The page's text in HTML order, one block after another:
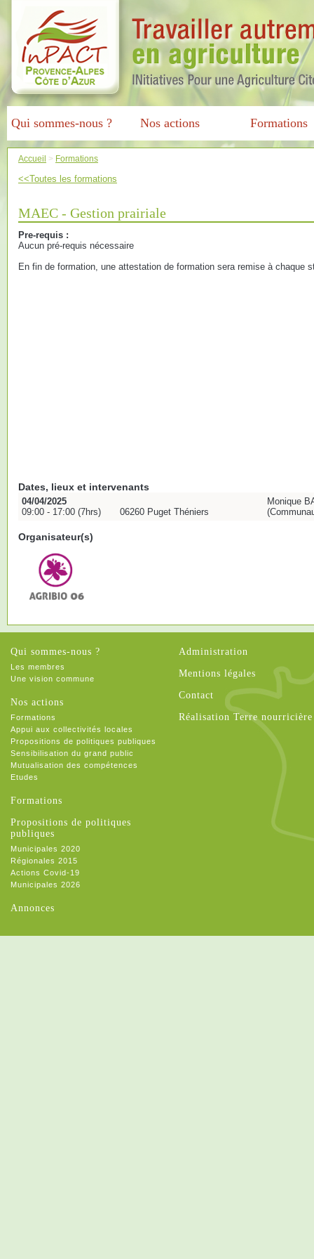
Qui sommes-nous ? Nos actions Formations
Accueil > Formations
<<Toutes les formations
MAEC - Gestion prairiale
Pre-requis :
Aucun pré-requis nécessaire
En fin de formation, une attestation de formation sera remise à chaque
Dates, lieux et intervenants
04/04/2025
09:00 - 17:00 (7hrs)
06260 Puget Théniers
Monique
Organisateur(s)
Qui sommes-nous ?
Les membres
Une vision commune
Nos actions
Formations
Appui aux collectivités locales
Propositions de politiques publiques
Sensibilisation du grand public
Mutualisation des compétences
Etudes
Formations
Propositions de politiques
publiques
Municipales 2020
Régionales 2015
Actions Covid-19
Municipales 2026
Annonces
Administration
Mentions légales
Contact
Réalisation Terre nourricière